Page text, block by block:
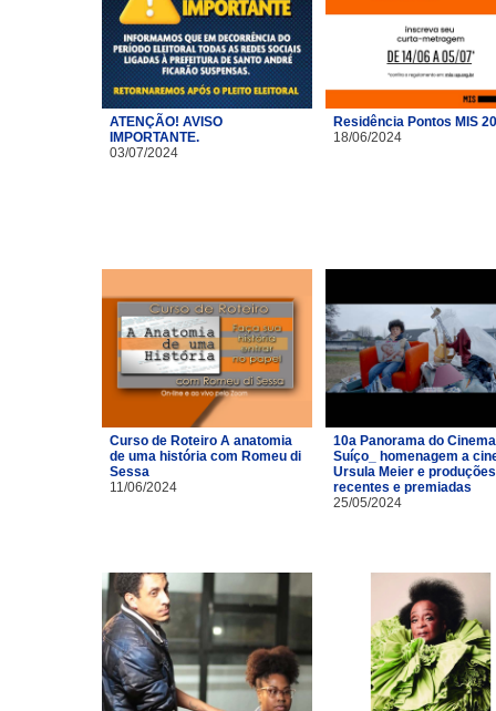
ATENÇÃO! AVISO
IMPORTANTE.
03/07/2024
Residência Pontos MIS
18/06/2024
Curso de Roteiro A anatomia
de uma história com Romeu di
Sessa
11/06/2024
10a Panorama do Cinema
Suíço_ homenagem a
Ursula Meier e produções
recentes e premiadas
25/05/2024